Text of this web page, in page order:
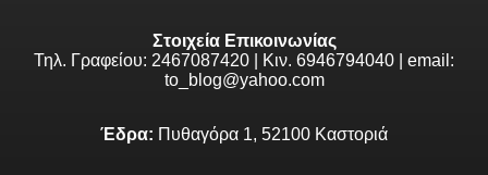
Στοιχεία Επικοινωνίας
Τηλ. Γραφείου: 2467087420 | Κιν. 6946794040 | email:
to_blog@yahoo.com
Έδρα: Πυθαγόρα 1, 52100 Καστοριά